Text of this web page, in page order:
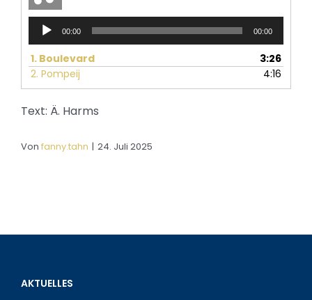
Audio-
Player
00:00 00:00
1. Boulevard
3:26
2. Pompeij 4:16
Text: Ä. Harms
Von fanny.tahn | 24. Juli 2025
AKTUELLES